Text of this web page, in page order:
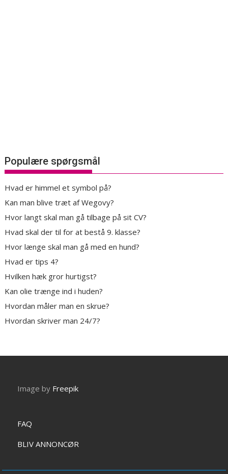
Populære spørgsmål
Hvad er himmel et symbol på?
Kan man blive træt af Wegovy?
Hvor langt skal man gå tilbage på sit CV?
Hvad skal der til for at bestå 9. klasse?
Hvor længe skal man gå med en hund?
Hvad er tips 4?
Hvilken hæk gror hurtigst?
Kan olie trænge ind i huden?
Hvordan måler man en skrue?
Hvordan skriver man 24/7?
Image by Freepik
FAQ
BLIV ANNONCØR